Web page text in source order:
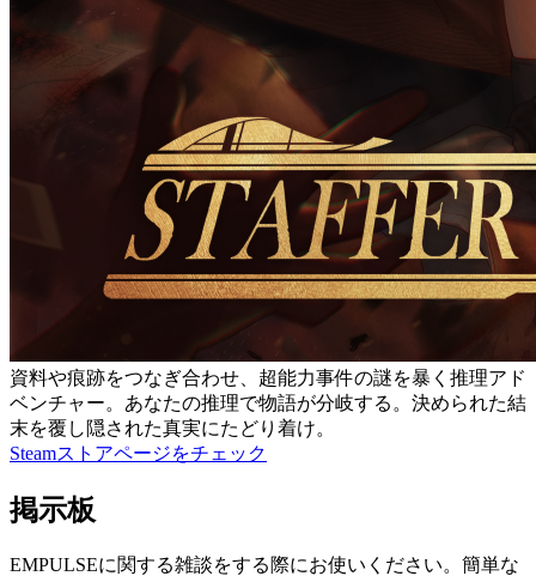
資料や痕跡をつなぎ合わせ、超能力事件の謎を暴く推理アド
ベンチャー。あなたの推理で物語が分岐する。決められた結
末を覆し隠された真実にたどり着け。
Steamストアページをチェック
掲示板
EMPULSEに関する雑談をする際にお使いください。簡単な